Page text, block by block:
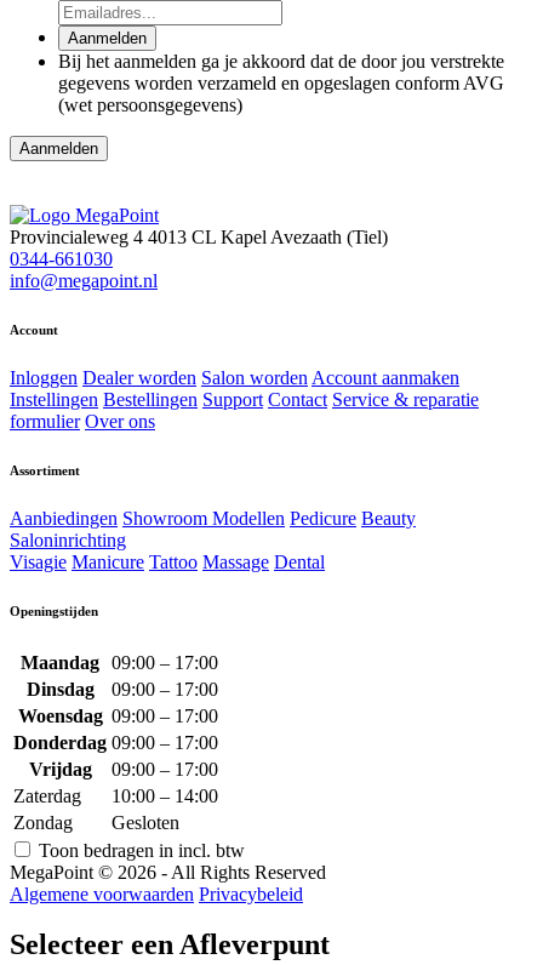
Aanmelden
Bij het aanmelden ga je akkoord dat de door jou verstrekte
gegevens worden verzameld en opgeslagen conform AVG
(wet persoonsgegevens)
Provincialeweg 4 4013 CL Kapel Avezaath (Tiel)
0344-661030
info@megapoint.nl
Account
Inloggen Dealer worden Salon worden Account aanmaken
Instellingen Bestellingen Support Contact Service & reparatie
formulier Over ons
Assortiment
Aanbiedingen Showroom Modellen Pedicure Beauty
Saloninrichting
Visagie Manicure Tattoo Massage Dental
Openingstijden
Maandag 09:00 – 17:00
Dinsdag
09:00 – 17:00
Woensdag 09:00 – 17:00
Donderdag 09:00 – 17:00
Vrijdag
09:00 – 17:00
Zaterdag
10:00 – 14:00
Zondag
Gesloten
Toon bedragen in incl. btw
MegaPoint © 2026 - All Rights Reserved
Algemene voorwaarden Privacybeleid
Selecteer een Afleverpunt